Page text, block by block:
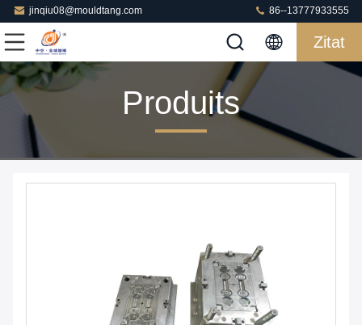
jinqiu08@mouldtang.com 86--13777933555
Zitat
Produits